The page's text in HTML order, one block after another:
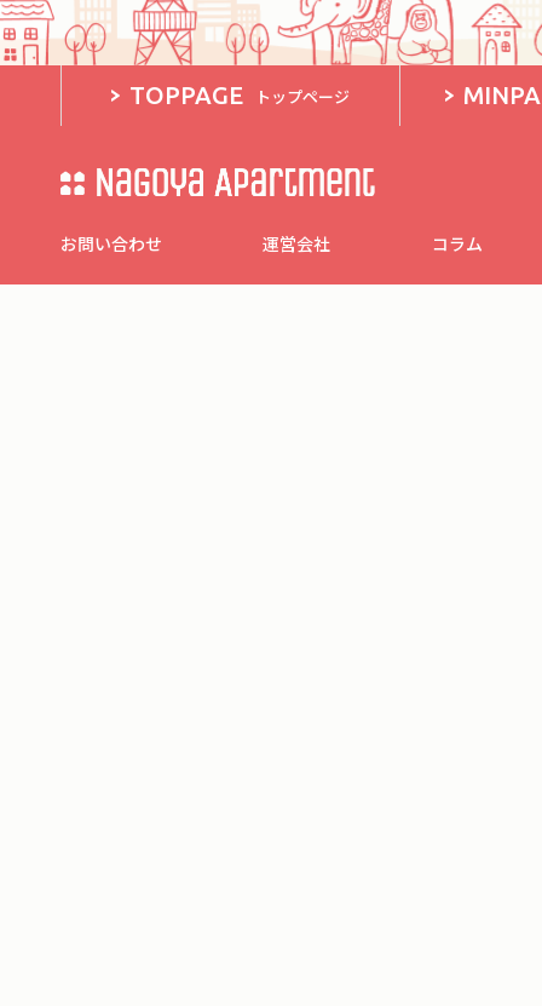
TOPPAGE トップページ
お問い合わせ 運営会社 コラム